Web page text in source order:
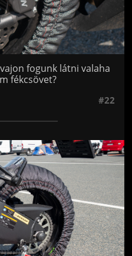
fogunk látni valaha
fékcsövet?
#22
kép!